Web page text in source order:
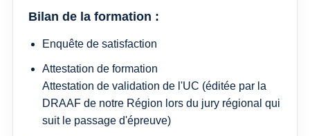
Bilan de la formation :
Enquête de satisfaction
Attestation de formation
Attestation de validation de l'UC (éditée par la
DRAAF de notre Région lors du jury régional qui
suit le passage d'épreuve)